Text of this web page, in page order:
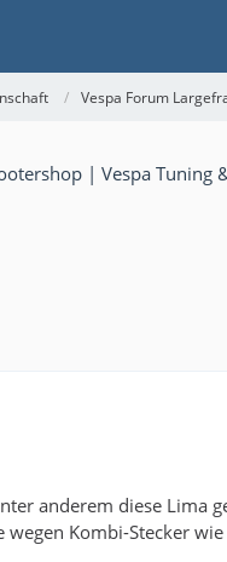
Vespa Forum
anderem diese Lima
wegen Kombi-Stecker